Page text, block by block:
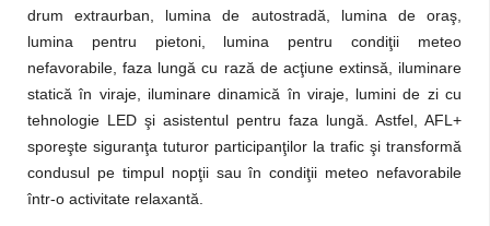
drum extraurban, lumina de autostradă, lumina de oraş,
lumina pentru pietoni, lumina pentru condiţii meteo
nefavorabile, faza lungă cu rază de acţiune extinsă, iluminare
statică în viraje, iluminare dinamică în viraje, lumini de zi cu
tehnologie LED şi asistentul pentru faza lungă. Astfel, AFL+
sporeşte siguranţa tuturor participanţilor la trafic şi transformă
condusul pe timpul nopţii sau în condiţii meteo nefavorabile
într-o activitate relaxantă.